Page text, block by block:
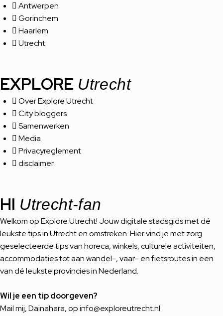
Antwerpen
Gorinchem
Haarlem
Utrecht
EXPLORE Utrecht
Over Explore Utrecht
City bloggers
Samenwerken
Media
Privacyreglement
disclaimer
HI Utrecht-fan
Welkom op Explore Utrecht! Jouw digitale stadsgids met dé
leukste tips in Utrecht en omstreken. Hier vind je met zorg
geselecteerde tips van horeca, winkels, culturele activiteiten,
accommodaties tot aan wandel-, vaar- en fietsroutes in een
van dé leukste provincies in Nederland.
Wil je een tip doorgeven?
Mail mij, Dainahara, op info@exploreutrecht.nl